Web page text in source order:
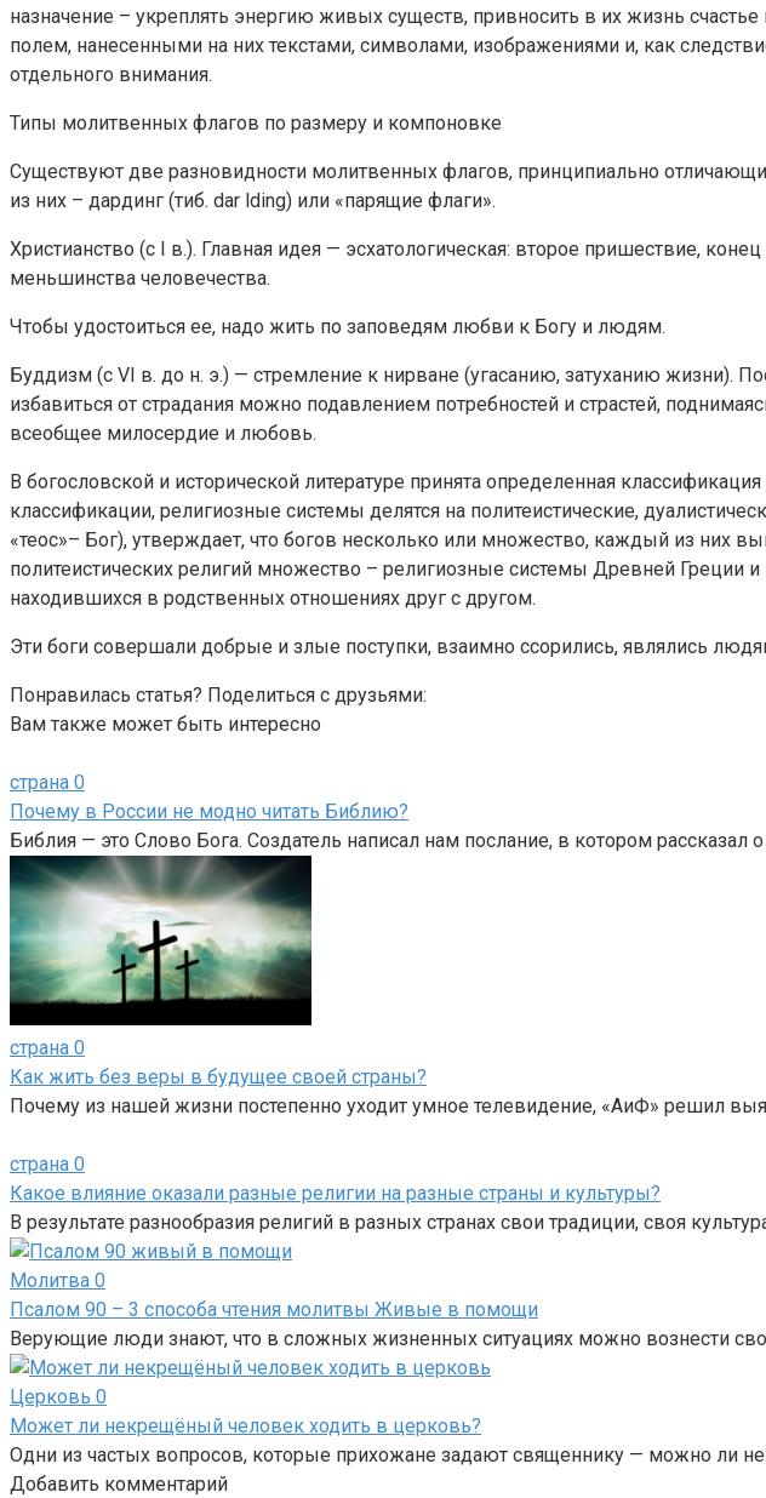
назначение – укреплять энергию живых существ, привносить в их жизнь
полем, нанесенными на них текстами, символами, изображениями и, как
отдельного внимания.
Типы молитвенных флагов по размеру и компоновке
Существуют две разновидности молитвенных флагов, принципиально
из них – дардинг (тиб. dar lding) или «парящие флаги».
Христианство (с I в.). Главная идея — эсхатологическая: второе пришествие,
меньшинства человечества.
Чтобы удостоиться ее, надо жить по заповедям любви к Богу и людям.
Буддизм (с VI в. до н. э.) — стремление к нирване (угасанию, затуханию жизни).
избавиться от страдания можно подавлением потребностей и страстей,
всеобщее милосердие и любовь.
В богословской и исторической литературе принята определенная
классификации, религиозные системы делятся на политеистические,
«теос»– Бог), утверждает, что богов несколько или множество, каждый из них
политеистических религий множество – религиозные системы Древней Греции
находившихся в родственных отношениях друг с другом.
Эти боги совершали добрые и злые поступки, взаимно ссорились, являлись
Понравилась статья? Поделиться с друзьями:
Вам также может быть интересно
страна 0
Почему в России не модно читать Библию?
Библия — это Слово Бога. Создатель написал нам послание, в котором рассказал
страна 0
Как жить без веры в будущее своей страны?
Почему из нашей жизни постепенно уходит умное телевидение, «АиФ» решил
страна 0
Какое влияние оказали разные религии на разные страны и культуры?
В результате разнообразия религий в разных странах свои традиции, своя
Молитва 0
Псалом 90 – 3 способа чтения молитвы Живые в помощи
Верующие люди знают, что в сложных жизненных ситуациях можно вознести
Церковь 0
Может ли некрещёный человек ходить в церковь?
Одни из частых вопросов, которые прихожане задают священнику — можно ли
Добавить комментарий